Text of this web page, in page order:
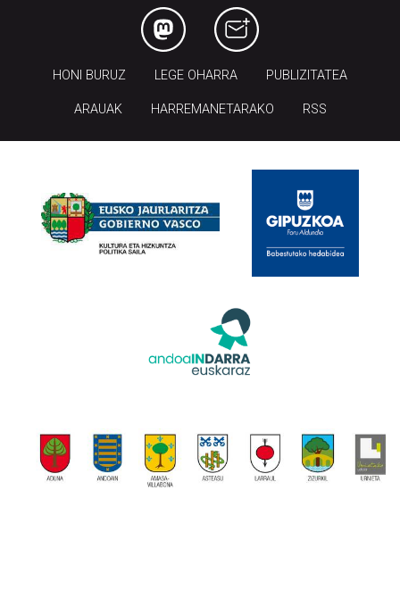
HONI BURUZ LEGE OHARRA PUBLIZITATEA
ARAUAK HARREMANETARAKO RSS